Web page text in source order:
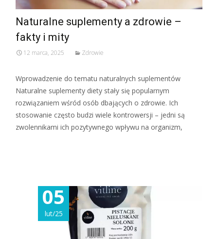
Naturalne suplementy a zdrowie –
fakty i mity
12 marca, 2025 Zdrowie
Wprowadzenie do tematu naturalnych suplementów
Naturalne suplementy diety stały się popularnym
rozwiązaniem wśród osób dbających o zdrowie. Ich
stosowanie często budzi wiele kontrowersji – jedni są
zwolennikami ich pozytywnego wpływu na organizm,
05
lut/25